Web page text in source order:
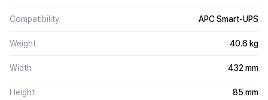
Compatibility APC Smart-UPS
Weight 40.6 kg
Width 432 mm
Height 85 mm